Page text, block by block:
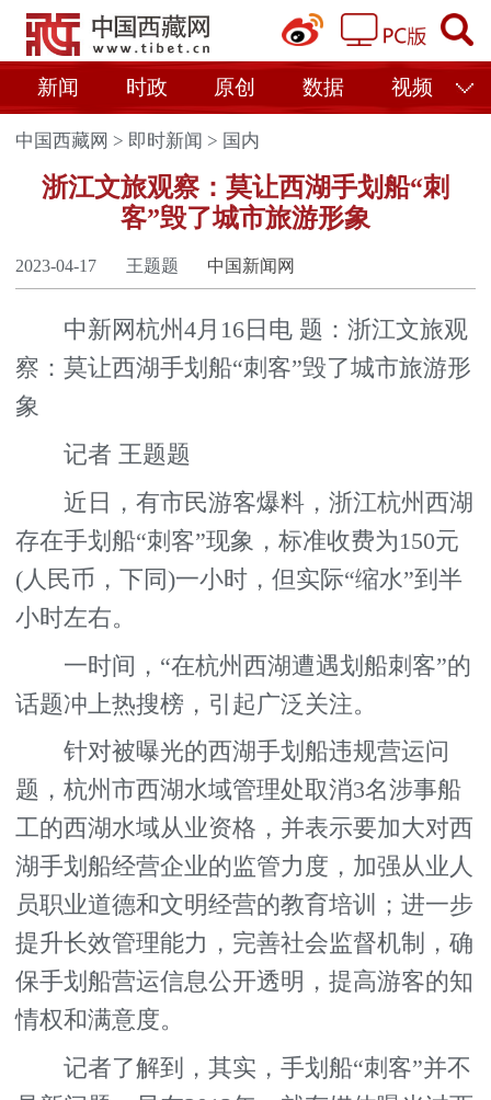
新闻 时政 原创 数据 视频
中国西藏网 > 即时新闻 > 国内
浙江文旅观察：莫让西湖手划船“刺
客”毁了城市旅游形象
2023-04-17 王题题 中国新闻网
中新网杭州4月16日电 题：浙江文旅观
察：莫让西湖手划船“刺客”毁了城市旅游形
象
记者 王题题
近日，有市民游客爆料，浙江杭州西湖
存在手划船“刺客”现象，标准收费为150元
(人民币，下同)一小时，但实际“缩水”到半
小时左右。
一时间，“在杭州西湖遭遇划船刺客”的
话题冲上热搜榜，引起广泛关注。
针对被曝光的西湖手划船违规营运问
题，杭州市西湖水域管理处取消3名涉事船
工的西湖水域从业资格，并表示要加大对西
湖手划船经营企业的监管力度，加强从业人
员职业道德和文明经营的教育培训；进一步
提升长效管理能力，完善社会监督机制，确
保手划船营运信息公开透明，提高游客的知
情权和满意度。
记者了解到，其实，手划船“刺客”并不